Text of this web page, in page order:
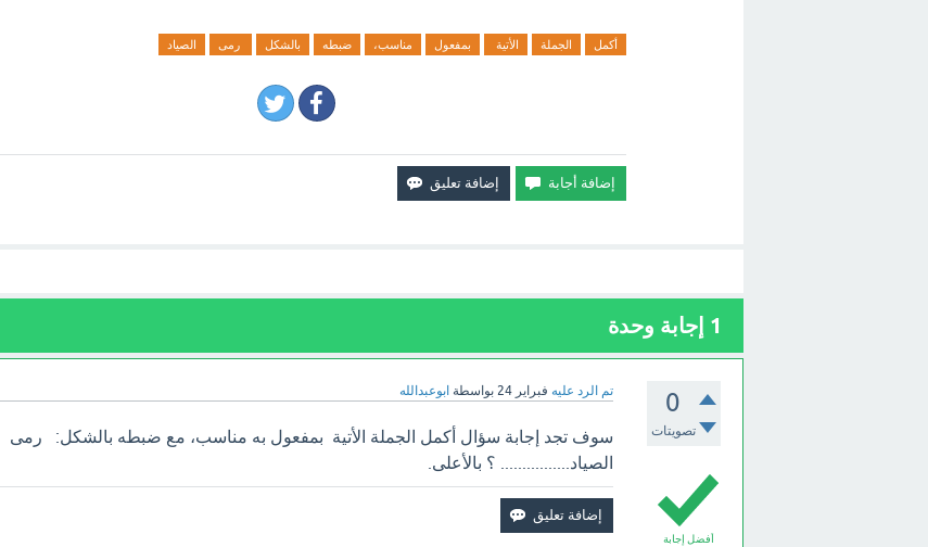
أكمل الجملة الأتية بمفعول مناسب، ضبطه بالشكل رمى الصياد
1 إجابة وحدة
0
تصويتات
تم الرد عليه فبراير 24 بواسطة ابوعبدالله
أفضل إجابة
سوف تجد إجابة سؤال أكمل الجملة الأتية بمفعول به مناسب، مع ضبطه بالشكل: رمى
الصياد................ ؟ بالأعلى.